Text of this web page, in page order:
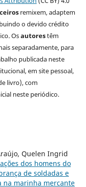
remixem, adaptem
o devido crédito
Osautorestêm
separadamente, para
publicada neste
em site pessoal,
livro), com
neste periódico.
Quelen Ingrid
dos homens do
de soldadas e
na marinha mercante